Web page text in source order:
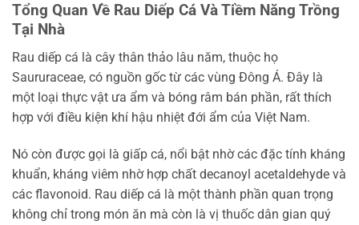
Tổng Quan Về Rau Diếp Cá Và Tiềm Năng Trồng
Tại Nhà
Rau diếp cá là cây thân thảo lâu năm, thuộc họ
Saururaceae, có nguồn gốc từ các vùng Đông Á. Đây là
một loại thực vật ưa ẩm và bóng râm bán phần, rất thích
hợp với điều kiện khí hậu nhiệt đới ẩm của Việt Nam.
Nó còn được gọi là giấp cá, nổi bật nhờ các đặc tính kháng
khuẩn, kháng viêm nhờ hợp chất decanoyl acetaldehyde và
các flavonoid. Rau diếp cá là một thành phần quan trọng
không chỉ trong món ăn mà còn là vị thuốc dân gian quý